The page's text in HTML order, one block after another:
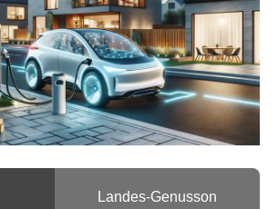
Landes-Genusson